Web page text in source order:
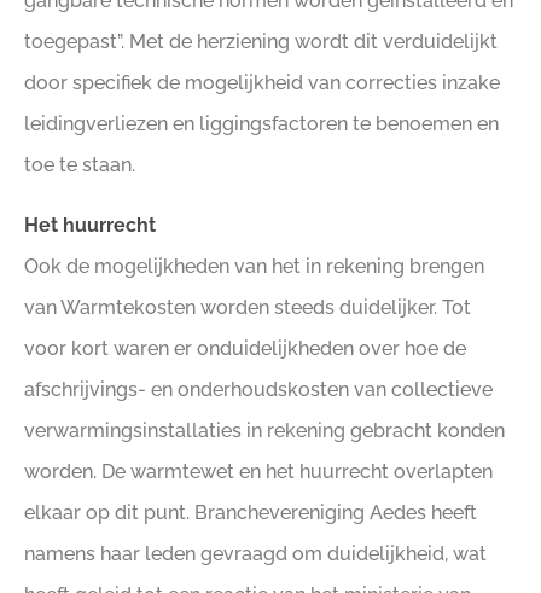
toegepast”. Met de herziening wordt dit verduidelijkt
door specifiek de mogelijkheid van correcties inzake
leidingverliezen en liggingsfactoren te benoemen en
toe te staan.
Het huurrecht
Ook de mogelijkheden van het in rekening brengen
van Warmtekosten worden steeds duidelijker. Tot
voor kort waren er onduidelijkheden over hoe de
afschrijvings- en onderhoudskosten van collectieve
verwarmingsinstallaties in rekening gebracht konden
worden. De warmtewet en het huurrecht overlapten
elkaar op dit punt. Branchevereniging Aedes heeft
namens haar leden gevraagd om duidelijkheid, wat